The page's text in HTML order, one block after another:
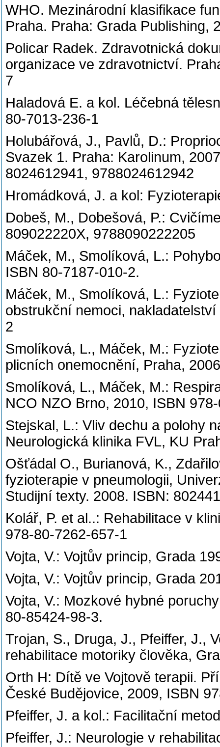
WHO. Mezinárodní klasifikace
Praha. Praha: Grada Publishing,
Policar Radek. Zdravotnická
organizace ve zdravotnictví.
7
Haladová E. a kol. Léčebná
80-7013-236-1
Holubářová, J., Pavlů, D.:
Svazek 1. Praha: Karolinum,
8024612941, 9788024612942
Hromádková, J. a kol:
Dobeš, M., Dobešová, P.:
809022220X, 9788090222205
Máček, M., Smolíková, L.:
ISBN 80-7187-010-2.
Máček, M., Smolíková, L.:
obstrukční nemoci,
2
Smolíková, L., Máček, M.:
plicních onemocnění, Praha,
Smolíková, L., Máček, M.:
NCO NZO Brno, 2010, ISBN
Stejskal, L.: Vliv dechu a polohy
Neurologická klinika FVL, KU
Ošťádal O., Burianová, K.,
fyzioterapie v pneumologii,
Studijní texty. 2008. ISBN:
Kolář, P. et al..: Rehabilitace v
978-80-7262-657-1
Vojta, V.: Vojtův princip, Grada
Vojta, V.: Vojtův princip, Grada
Vojta, V.: Mozkové hybné
80-85424-98-3.
Trojan, S., Druga, J., Pfeiffer, J.,
rehabilitace motoriky člověka,
Orth H: Dítě ve Vojtově terapii.
České Budějovice, 2009, ISBN
Pfeiffer, J. a kol.: Facilitační
Pfeiffer, J.: Neurologie v